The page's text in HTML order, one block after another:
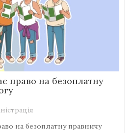
право на безоплатну
на безоплатну правничу